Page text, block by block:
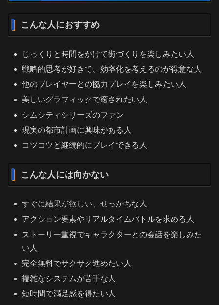
こんな人におすすめ
じっくりと時間をかけて街づくりを楽しみたい人
戦略的思考が好きで、効率化を考えるのが得意な人
他のプレイヤーとの協力プレイを楽しみたい人
美しいグラフィックで癒されたい人
シムシティシリーズのファン
現実の都市計画に興味がある人
コツコツと継続的にプレイできる人
こんな人には向かない
すぐに結果が欲しい、せっかちな人
アクション要素やリアルタイムバトルを求める人
ストーリー重視でキャラクターとの会話を楽しみた
い人
完全無料でサクサク進めたい人
複雑なシステムが苦手な人
短時間で満足感を得たい人